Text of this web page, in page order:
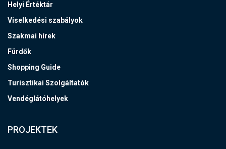
Helyi Értéktár
Viselkedési szabályok
Szakmai hírek
Fürdők
Shopping Guide
Turisztikai Szolgáltatók
Vendéglátóhelyek
PROJEKTEK